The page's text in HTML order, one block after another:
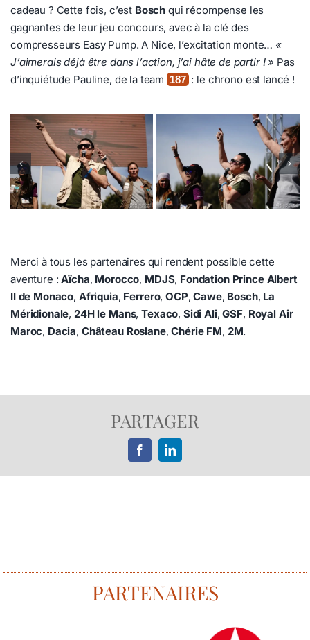
cadeau ? Cette fois, c’est Bosch qui récompense les
gagnantes de leur jeu concours, avec à la clé des
compresseurs Easy Pump. A Nice, l’excitation monte… «
J’aimerais déjà être dans l’action, j’ai hâte de partir ! » Pas
d’inquiétude Pauline, de la team 187 : le chrono est lancé !
Merci à tous les partenaires qui rendent possible cette
aventure :Aïcha, Morocco, MDJS, Fondation Prince Albert
II de Monaco, Afriquia, Ferrero,OCP,Cawe, Bosch, La
Méridionale, 24H le Mans,Texaco, Sidi Ali,GSF, Royal Air
Maroc, Dacia, Château Roslane,Chérie FM, 2M.
PARTAGER
FacebookLinkedIn
PARTENAIRES